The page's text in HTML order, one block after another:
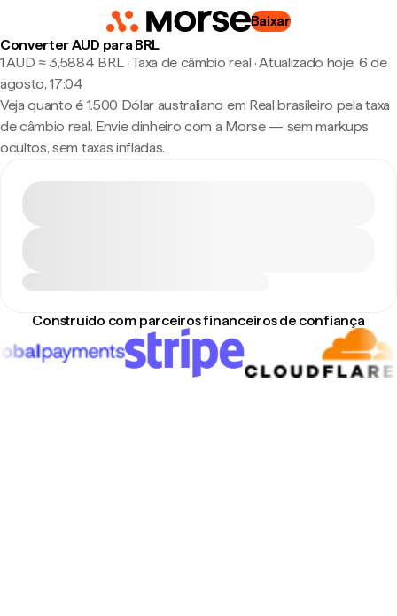
Baixar
Converter AUD para BRL
1 AUD ≈ 3,5884 BRL · Taxa de câmbio real ·Atualizado hoje, 6 de
agosto, 17:04
Veja quanto é 1.500 Dólar australiano em Real brasileiro pela taxa
de câmbio real. Envie dinheiro com a Morse — sem markups
ocultos, sem taxas infladas.
Construído com parceiros financeiros de confiança